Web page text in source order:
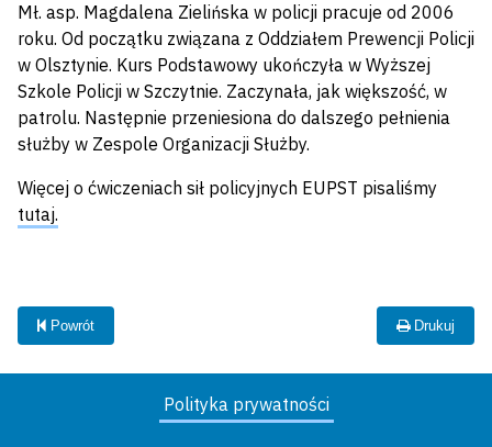
Mł. asp. Magdalena Zielińska w policji pracuje od 2006
roku. Od początku związana z Oddziałem Prewencji Policji
w Olsztynie. Kurs Podstawowy ukończyła w Wyższej
Szkole Policji w Szczytnie. Zaczynała, jak większość, w
patrolu. Następnie przeniesiona do dalszego pełnienia
służby w Zespole Organizacji Służby.
Więcej o ćwiczeniach sił policyjnych EUPST pisaliśmy
tutaj.
Powrót Drukuj
Polityka prywatności